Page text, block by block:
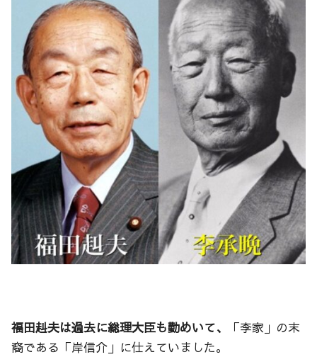
福田赳夫は過去に総理大臣も勤めいて、
「李家」の末
裔である「岸信介」に仕えていました。